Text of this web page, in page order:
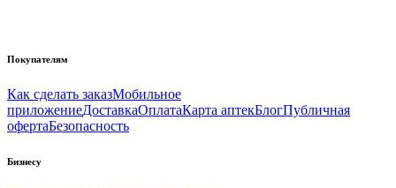
Покупателям
Как сделать заказМобильное
приложениеДоставкаОплатаКарта аптекБлогПубличная
офертаБезопасность
Бизнесу